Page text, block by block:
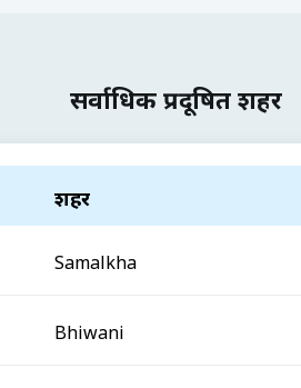
सर्वाधिक प्रदूषित शहर
शहर
Samalkha
Bhiwani